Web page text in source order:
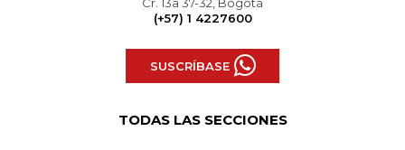
Cr. 13a 37-32, Bogotá
(+57) 1 4227600
SUSCRÍBASE
TODAS LAS SECCIONES